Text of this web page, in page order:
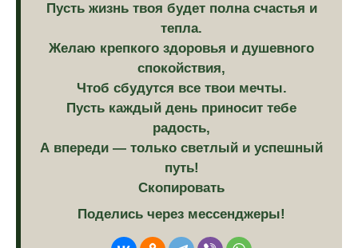
Пусть жизнь твоя будет полна счастья и
тепла.
Желаю крепкого здоровья и душевного
спокойствия,
Чтоб сбудутся все твои мечты.
Пусть каждый день приносит тебе
радость,
А впереди — только светлый и успешный
путь!
Скопировать
Поделись через мессенджеры!